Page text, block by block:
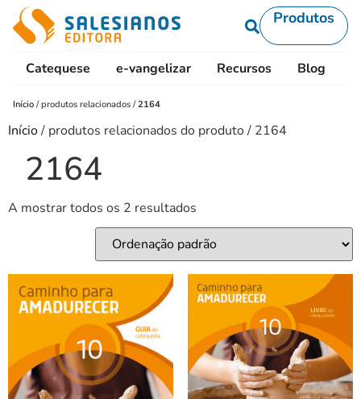
Produtos
Catequese e-vangelizar Recursos Blog
Início /produtos relacionados /2164
Início/ produtos relacionados do produto / 2164
2164
A mostrar todos os 2 resultados